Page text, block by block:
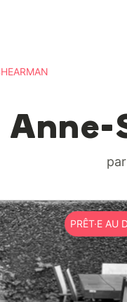
Anne-
PRÊT·E AU